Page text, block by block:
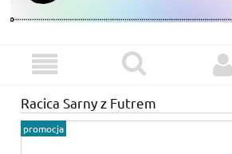
Racica Sarny z Futrem
promocja